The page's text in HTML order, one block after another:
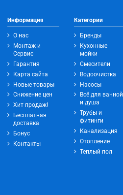
Информация
О нас
Монтаж и
Сервис
Гарантия
Карта сайта
Новые товары
Снижение цен
Хит продаж!
Бесплатная
доставка
Бонус
Контакты
Категории
Бренды
Кухонные
мойки
Смесители
Водоочистка
Насосы
Всё для ванной
и душа
Трубы и
фитинги
Канализация
Отопление
Теплый пол